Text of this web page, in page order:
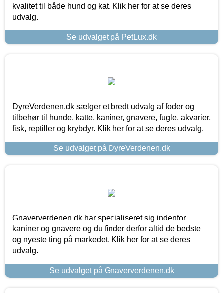
kvalitet til både hund og kat. Klik her for at se deres
udvalg.
Se udvalget på PetLux.dk
DyreVerdenen.dk sælger et bredt udvalg af foder og
tilbehør til hunde, katte, kaniner, gnavere, fugle, akvarier,
fisk, reptiller og krybdyr. Klik her for at se deres udvalg.
Se udvalget på DyreVerdenen.dk
Gnaververdenen.dk har specialiseret sig indenfor
kaniner og gnavere og du finder derfor altid de bedste
og nyeste ting på markedet. Klik her for at se deres
udvalg.
Se udvalget på Gnaververdenen.dk